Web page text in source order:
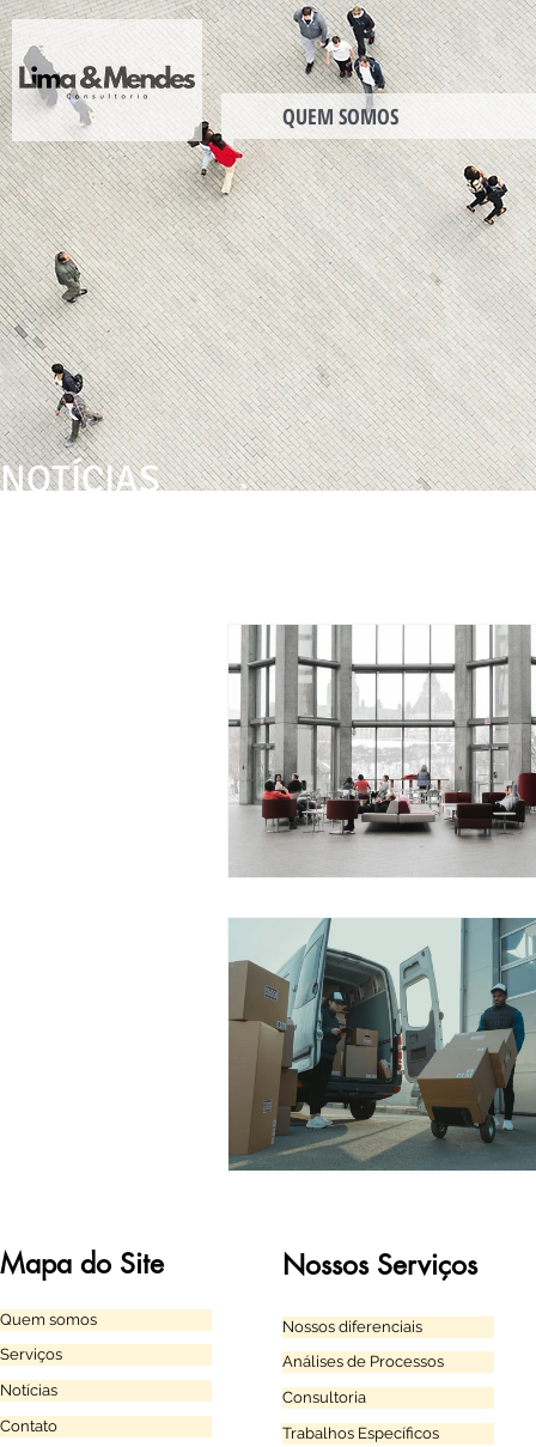
QUEM SOMOS
NOTÍCIAS
Mapa do Site
Quem somos
Serviços
Notícias
Contato
Nossos Serviços
Nossos diferenciais
Análises de Processos
Consultoria
Trabalhos Específicos